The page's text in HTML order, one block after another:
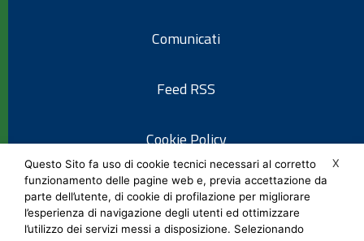
Comunicati
Feed RSS
Cookie Policy
Informativa privacy
X
Questo Sito fa uso di cookie tecnici necessari al corretto
funzionamento delle pagine web e, previa accettazione da
parte dell’utente, di cookie di profilazione per migliorare
l’esperienza di navigazione degli utenti ed ottimizzare
l’utilizzo dei servizi messi a disposizione. Selezionando